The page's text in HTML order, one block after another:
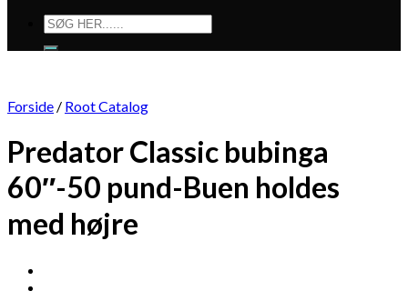
Søg
efter:
Forside / Root Catalog
Predator Classic bubinga
60″-50 pund-Buen holdes
med højre